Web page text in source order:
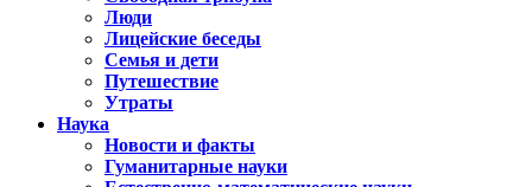
Люди
Лицейские беседы
Семья и дети
Путешествие
Утраты
Наука
Новости и факты
Гуманитарные науки